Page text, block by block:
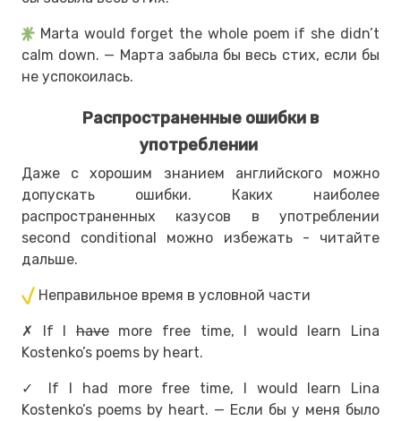
Marta would forget the whole poem if she didn’t
calm down. — Марта забыла бы весь стих, если бы
не успокоилась.
Распространенные ошибки в
употреблении
Даже с хорошим знанием английского можно
допускать ошибки. Каких наиболее
распространенных казусов в употреблении
second conditional можно избежать - читайте
дальше.
Неправильное время в условной части
✗ If Ihavemore free time, I would learn Lina
Kostenko’s poems by heart.
✓ If I had more free time, I would learn Lina
Kostenko’s poems by heart. — Если бы у меня было